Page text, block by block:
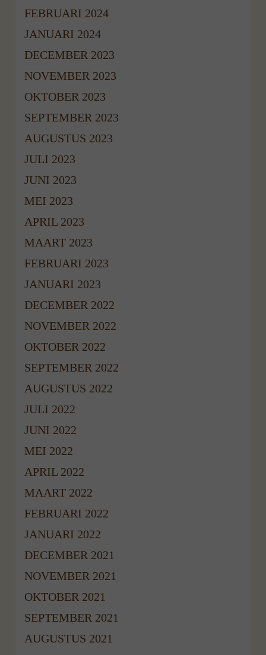
FEBRUARI 2024
JANUARI 2024
DECEMBER 2023
NOVEMBER 2023
OKTOBER 2023
SEPTEMBER 2023
AUGUSTUS 2023
JULI 2023
JUNI 2023
MEI 2023
APRIL 2023
MAART 2023
FEBRUARI 2023
JANUARI 2023
DECEMBER 2022
NOVEMBER 2022
OKTOBER 2022
SEPTEMBER 2022
AUGUSTUS 2022
JULI 2022
JUNI 2022
MEI 2022
APRIL 2022
MAART 2022
FEBRUARI 2022
JANUARI 2022
DECEMBER 2021
NOVEMBER 2021
OKTOBER 2021
SEPTEMBER 2021
AUGUSTUS 2021